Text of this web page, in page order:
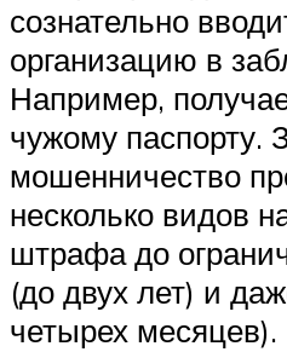
сознательно
организацию в
Например,
чужому паспорту.
мошенничество
несколько видов
штрафа до
(до двух лет) и
четырех месяцев).